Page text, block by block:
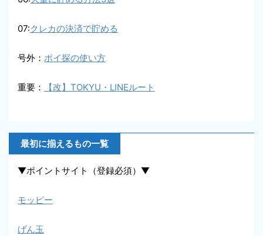
07:クレカの決済で貯める
号外： ポイ探の使い方
重要： 【改】TOKYU・LINEルート
最初に揃えるもの一覧
▼ポイントサイト（登録必須）▼
モッピー
げん玉